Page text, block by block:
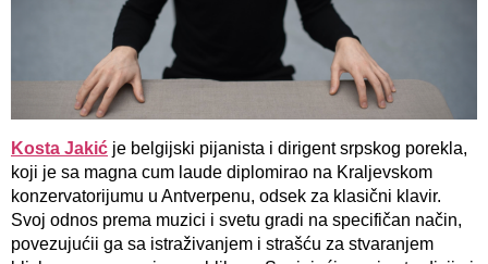
Kosta Jakić je belgijski pijanista i dirigent srpskog porekla,
koji je sa magna cum laude diplomirao na Kraljevskom
konzervatorijumu u Antverpenu, odsek za klasični klavir.
Svoj odnos prema muzici i svetu gradi na specifičan način,
povezujućii ga sa istraživanjem i strašću za stvaranjem